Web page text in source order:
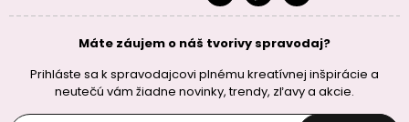
Máte záujem o náš tvorivy spravodaj?
Prihláste sa k spravodajcovi plnému kreatívnej inšpirácie a
neutečú vám žiadne novinky, trendy, zľavy a akcie.